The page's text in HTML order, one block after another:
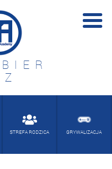
Z
STREFA RODZICA GRYWALIZACJA